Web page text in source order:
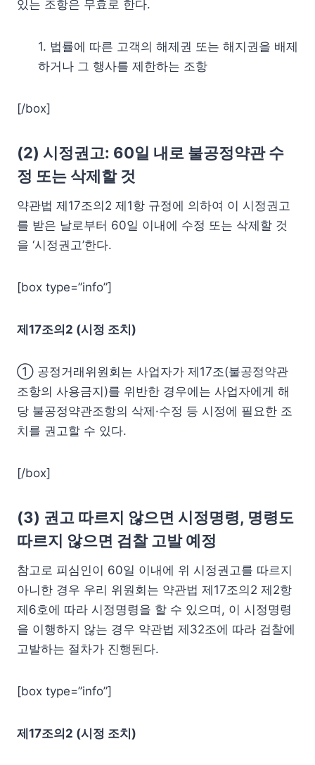
있는 조항은 무효로 한다.
1. 법률에 따른 고객의 해제권 또는 해지권을 배제
하거나 그 행사를 제한하는 조항
[/box]
(2) 시정권고: 60일 내로 불공정약관 수
정 또는 삭제할 것
약관법 제17조의2 제1항 규정에 의하여 이 시정권고
를 받은 날로부터 60일 이내에 수정 또는 삭제할 것
을 ‘시정권고’한다.
[box type=”info”]
제17조의2 (시정 조치)
① 공정거래위원회는 사업자가 제17조(불공정약관
조항의 사용금지)를 위반한 경우에는 사업자에게 해
당 불공정약관조항의 삭제·수정 등 시정에 필요한 조
치를 권고할 수 있다.
[/box]
(3) 권고 따르지 않으면 시정명령, 명령도
따르지 않으면 검찰 고발 예정
참고로 피심인이 60일 이내에 위 시정권고를 따르지
아니한 경우 우리 위원회는 약관법 제17조의2 제2항
제6호에 따라 시정명령을 할 수 있으며, 이 시정명령
을 이행하지 않는 경우 약관법 제32조에 따라 검찰에
고발하는 절차가 진행된다.
[box type=”info”]
제17조의2 (시정 조치)